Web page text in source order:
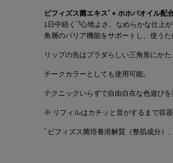
ビフィズス菌エキス* + ホホバオイル配
1日中続く *3心地よさ。なめらかな仕上が
角層のバリア機能をサポートし、使うた
リップの先はプラダらしい三角形にか
チークカラーとしても使用可能。​
テクニックいらずで自由自在な色遊びを
※ リフィルはカチッと音がするまで容
* ビフィズス菌培養溶解質（整肌成分）、